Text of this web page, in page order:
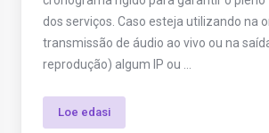
dos serviços. Caso esteja utilizando na
transmissão de áudio ao vivo ou na
reprodução) algum IP ou ...
Loe edasi